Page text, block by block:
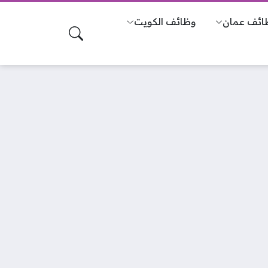
عمان
وظائف الكويت